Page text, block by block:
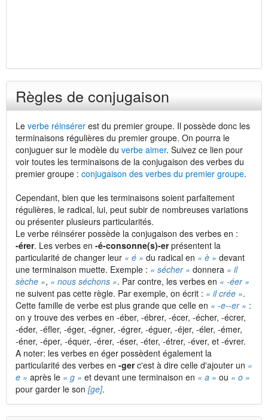
Règles de conjugaison
Le verbe réinsérer est du premier groupe. Il possède donc les
terminaisons régulières du premier groupe. On pourra le
conjuguer sur le modèle du verbe aimer. Suivez ce lien pour
voir toutes les terminaisons de la conjugaison des verbes du
premier groupe : conjugaison des verbes du premier groupe.
Cependant, bien que les terminaisons soient parfaitement
régulières, le radical, lui, peut subir de nombreuses variations
ou présenter plusieurs particularités.
Le verbe réinsérer possède la conjugaison des verbes en :
-érer. Les verbes en -é-consonne(s)-erprésentent la
particularité de changer leur « é » du radical en « è » devant
une terminaison muette. Exemple : « sécher » donnera « il
sèche », « nous séchons ». Par contre, les verbes en « -éer »
ne suivent pas cette règle. Par exemple, on écrit : « il crée ».
Cette famille de verbe est plus grande que celle en « -e--er » :
on y trouve des verbes en -éber, -ébrer, -écer, -écher, -écrer,
-éder, -éfler, -éger, -égner, -égrer, -éguer, -éjer, -éler, -émer,
-éner, -éper, -équer, -érer, -éser, -éter, -étrer, -éver, et -évrer.
A noter: les verbes en éger possèdent également la
particularité des verbes en -gerc'est à dire celle d'ajouter un «
e » après le « g » et devant une terminaison en « a » ou « o »
pour garder le son [ge].